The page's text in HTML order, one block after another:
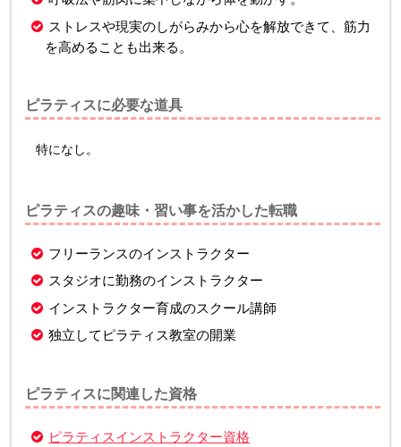
ストレスや現実のしがらみから心を解放できて、筋力
を高めることも出来る。
ピラティスに必要な道具
特になし。
ピラティスの趣味・習い事を活かした転職
フリーランスのインストラクター
スタジオに勤務のインストラクター
インストラクター育成のスクール講師
独立してピラティス教室の開業
ピラティスに関連した資格
ピラティスインストラクター資格